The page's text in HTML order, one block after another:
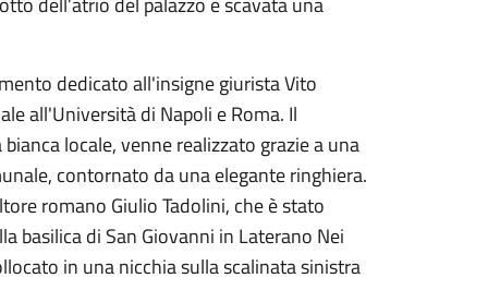
dedicato all'insigne giurista Vito
all'Università di Napoli e Roma. Il
locale, venne realizzato grazie a una
contornato da una elegante ringhiera.
romano Giulio Tadolini, che è stato
basilica di San Giovanni in Laterano Nei
in una nicchia sulla scalinata sinistra